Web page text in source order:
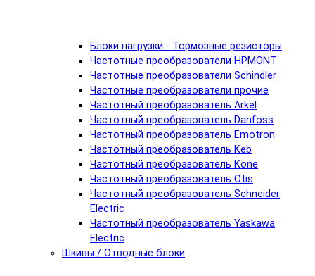
Блоки нагрузки - Тормозные резисторы
Частотные преобразователи HPMONT
Частотные преобразователи Schindler
Частотные преобразователи прочие
Частотный преобразователь Arkel
Частотный преобразователь Danfoss
Частотный преобразователь Emotron
Частотный преобразователь Keb
Частотный преобразователь Kone
Частотный преобразователь Otis
Частотный преобразователь Schneider
Electric
Частотный преобразователь Yaskawa
Electric
Шкивы / Отводные блоки